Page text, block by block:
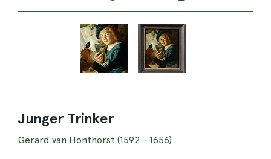
Junger Trinker
Gerard van Honthorst (1592 - 1656)